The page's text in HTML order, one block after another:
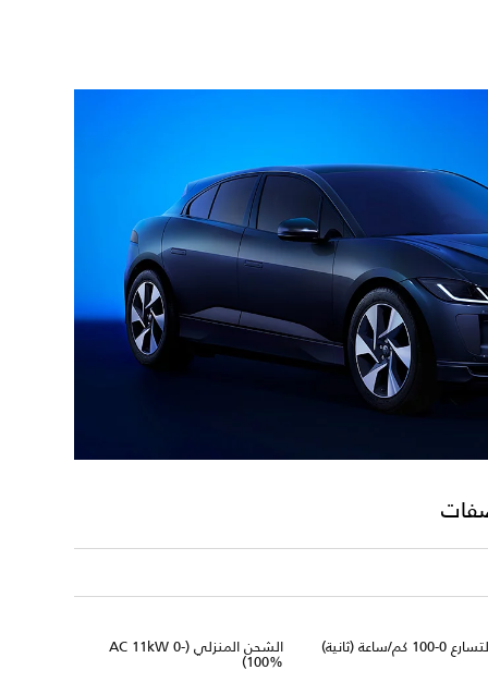
الشحن المنزلي (AC 11kW 0-
100%)